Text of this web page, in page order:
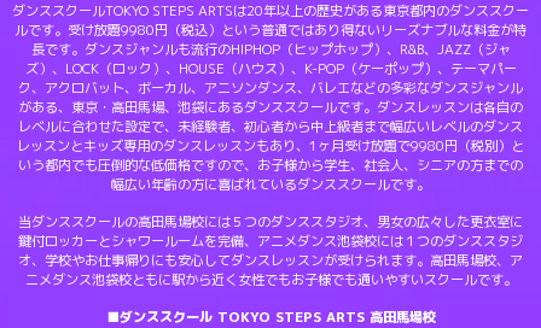
ダンススクールTOKYO STEPS ARTSは20年以上の歴史がある東京都内のダンススクー
ルです。受け放題9980円（税込）という普通ではあり得ないリーズナブルな料金が特
長です。ダンスジャンルも流行のHIPHOP（ヒップホップ）、R&B、JAZZ（ジャ
ズ）、LOCK（ロック）、HOUSE（ハウス）、K-POP（ケーポップ）、テーマパー
ク、アクロバット、ボーカル、アニソンダンス、バレエなどの多彩なダンスジャンル
がある、東京・高田馬場、池袋にあるダンススクールです。ダンスレッスンは各自の
レベルに合わせた設定で、未経験者、初心者から中上級者まで幅広いレベルのダンス
レッスンとキッズ専用のダンスレッスンもあり、1ヶ月受け放題で9980円（税別）と
いう都内でも圧倒的な低価格ですので、お子様から学生、社会人、シニアの方までの
幅広い年齢の方に喜ばれているダンススクールです。
当ダンススクールの高田馬場校には５つのダンススタジオ、男女の広々した更衣室に
鍵付ロッカーとシャワールームを完備、アニメダンス池袋校には１つのダンススタジ
オ、学校やお仕事帰りにも安心してダンスレッスンが受けられます。高田馬場校、ア
ニメダンス池袋校ともに駅から近く女性でもお子様でも通いやすいスクールです。
■ダンススクール TOKYO STEPS ARTS 高田馬場校